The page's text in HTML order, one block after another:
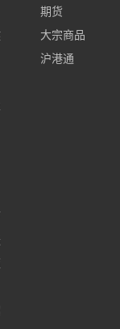
期货
大宗商品
沪港通